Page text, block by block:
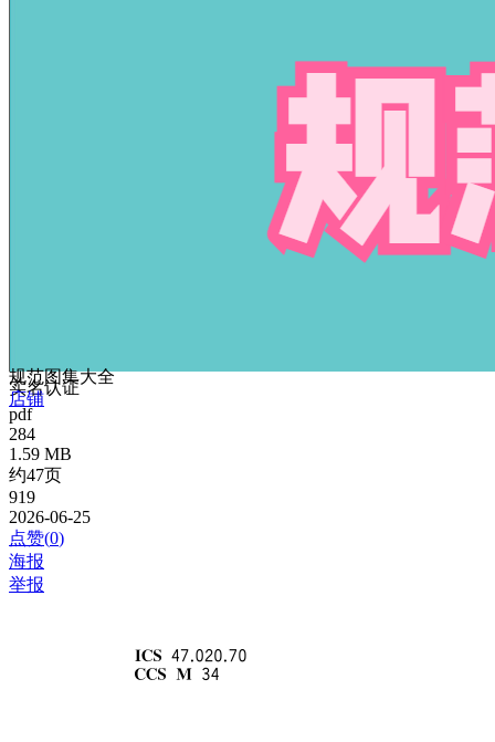
规范图集大全
实名认证
店铺
pdf
284
1.59 MB
约47页
919
2026-06-25
点赞(0)
海报
举报